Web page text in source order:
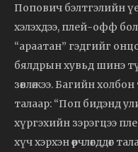
Попович бэлтгэлийн
хэлэхдээ, плей-офф бол
“араатан” гэдгийг
бялдрын хувьд шинэ
зөвлөжээ. Багийн
талаар: “Поп бидэнд
хүргэхийн зэрэгцээ
хүч хэрхэн өөрчлөгддөг